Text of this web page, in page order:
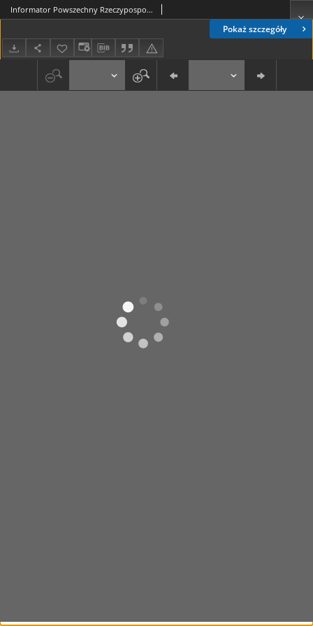
Pokaż szczegóły
Informator Powszechny Rzeczypospolitej Polskiej z Kalendarzem P. P. na Rok 1925. R. 4